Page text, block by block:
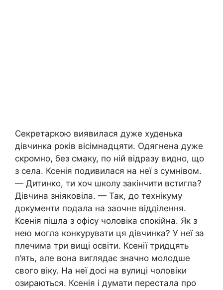
Секретаркою виявилася дуже худенька
дівчинка років вісімнадцяти. Одягнена дуже
скромно, без смаку, по ній відразу видно, що
з села. Ксенія подивилася на неї з сумнівом.
— Дитинко, ти хоч школу закінчити встигла?
Дівчина зніяковіла. — Так, до технікуму
документи подала на заочне відділення.
Ксенія пішла з офісу чоловіка спокійна. Як з
нею могла конкурувати ця дівчинка? У неї за
плечима три вищі освіти. Ксенії тридцять
п’ять, але вона виглядає значно молодше
свого віку. На неї досі на вулиці чоловіки
озираються. Ксенія і думати перестала про